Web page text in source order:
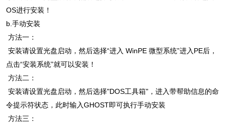
OS进行安装！
b.手动安装
方法一：
安装请设置光盘启动，然后选择“进入 WinPE 微型系统”进入PE后，
点击“安装系统”就可以安装！
方法二：
安装请设置光盘启动，然后选择"DOS工具箱"，进入带帮助信息的命
令提示符状态，此时输入GHOST即可执行手动安装
方法三：